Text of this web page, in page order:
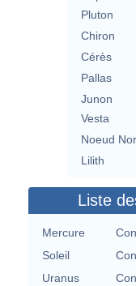
Pluton
Chiron
Cérès
Pallas
Junon
Vesta
Noeud
Lilith
Liste
Mercure
Soleil
Uranus